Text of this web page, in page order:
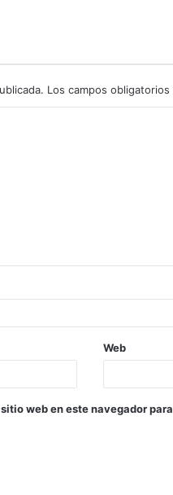
Los campos
Web
web en este navegador